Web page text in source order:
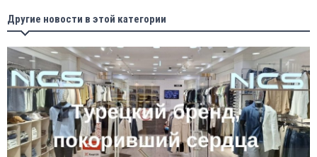
Другие новости в этой категории